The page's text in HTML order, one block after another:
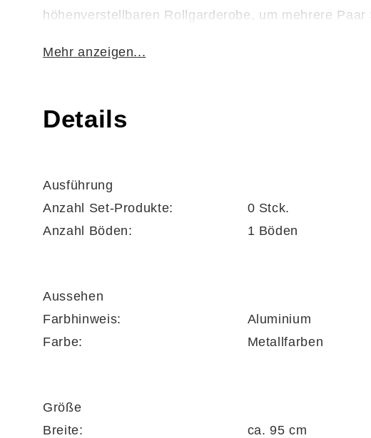
höhenverstellbaren Rollgarderobe, um mehrere
Mehr anzeigen...
Details
Ausführung
Anzahl Set-Produkte:
0 Stck.
Anzahl Böden:
1 Böden
Aussehen
Farbhinweis:
Aluminium
Farbe:
Metallfarben
Größe
Breite:
ca. 95 cm